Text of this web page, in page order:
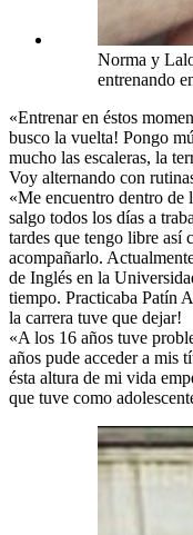
Norma y
entrenando
«Entrenar en éstos
busco la vuelta! Pongo
mucho las escaleras, la
Voy alternando con
«Me encuentro dentro de
salgo todos los días a
tardes que tengo libre así
acompañarlo.
de Inglés en la
tiempo. Practicaba Patín
la carrera tuve que dejar!
«A los 16 años tuve
años pude acceder a mis
ésta altura de mi vida
que tuve como